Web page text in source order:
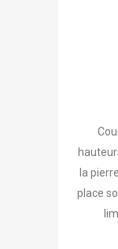
la
place